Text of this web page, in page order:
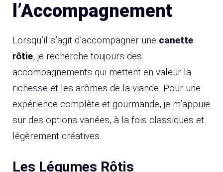
l’Accompagnement
Lorsqu’il s’agit d’accompagner une canette
rôtie, je recherche toujours des
accompagnements qui mettent en valeur la
richesse et les arômes de la viande. Pour une
expérience complète et gourmande, je m’appuie
sur des options variées, à la fois classiques et
légèrement créatives.
Les Légumes Rôtis